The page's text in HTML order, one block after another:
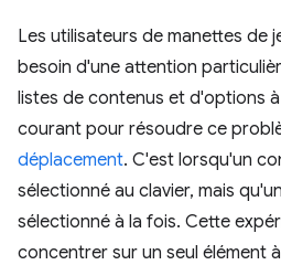
Les utilisateurs de manettes de
besoin d'une attention
listes de contenus et d'options
courant pour résoudre ce
déplacement. C'est lorsqu'un
sélectionné au clavier, mais
sélectionné à la fois. Cette
concentrer sur un seul élément